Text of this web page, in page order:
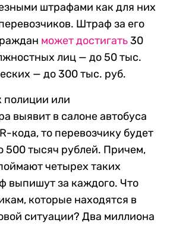
штрафами как для них
Штраф за его
может достигать30
лиц — до 50 тыс.
— до 300 тыс. руб.
полиции или
выявит в салоне автобуса
кода, то перевозчику будет
500 тысяч рублей. Причем,
четырех таких
выпишут за каждого. Что
которые находятся в
ситуации? Два миллиона